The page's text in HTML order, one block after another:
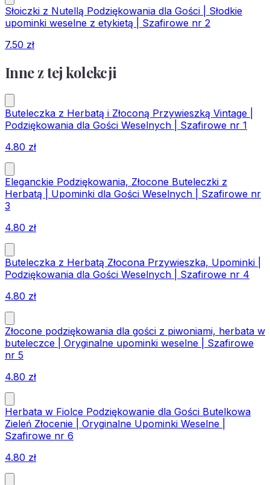
Słoiczki z Nutellą Podziękowania dla Gości | Słodkie
upominki weselne z etykietą | Szafirowe nr 2
7.50 zł
Inne z tej kolekcji
Buteleczka z Herbatą i Złoconą Przywieszką Vintage |
Podziękowania dla Gości Weselnych | Szafirowe nr 1
4.80 zł
Eleganckie Podziękowania, Złocone Buteleczki z
Herbatą | Upominki dla Gości Weselnych | Szafirowe nr
3
4.80 zł
Buteleczka z Herbatą Złocona Przywieszka, Upominki |
Podziękowania dla Gości Weselnych | Szafirowe nr 4
4.80 zł
Złocone podziękowania dla gości z piwoniami, herbata w
buteleczce | Oryginalne upominki weselne | Szafirowe
nr 5
4.80 zł
Herbata w Fiolce Podziękowanie dla Gości Butelkowa
Zieleń Złocenie | Oryginalne Upominki Weselne |
Szafirowe nr 6
4.80 zł